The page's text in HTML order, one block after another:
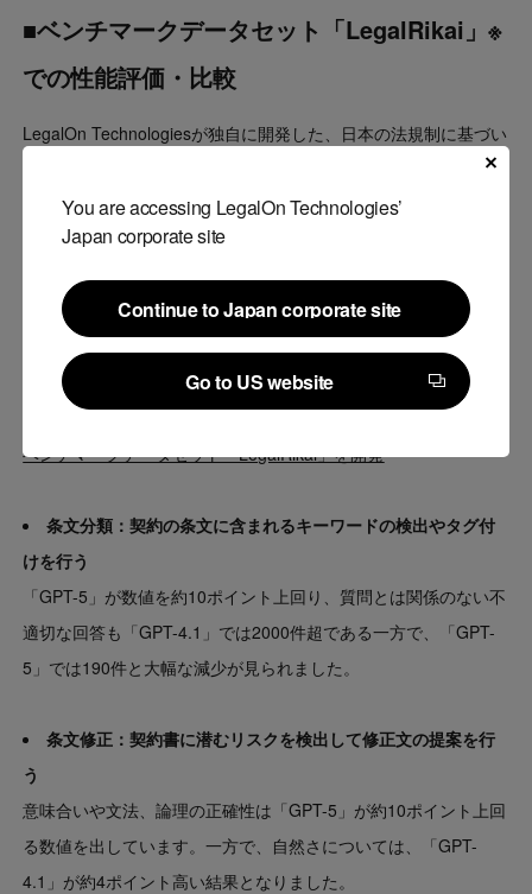
You are accessing LegalOn Technologies’
Japan corporate site
Continue to Japan corporate site
Continue to Japan corporate site
Go to US website
Go to US website
■ベンチマークデータセット「LegalRikai」※
での性能評価・比較
LegalOn Technologiesが独自に開発した、日本の法規制に基づい
て大規模言語モデルの評価ができるベンチマークデータセット
「LegalRikai」を活用し、契約業務における主な3つのタスクに
ついて「GPT-5」と「GPT-4.1」の性能評価・比較を行いまし
た。検証したタスクは、「条文分類」、「条文修正」、「レビュ
ー対象条文特定」の3つです。
※プレスリリース：
日本の法規制に基づいて大規模言語モデル
(LLM)が 法的タスクを適切に解決・処理できるかを 評価できる
ベンチマークデータセット「LegalRikai」を開発
条文分類：契約の条文に含まれるキーワードの検出やタグ付
けを行う
「GPT-5」が数値を約10ポイント上回り、質問とは関係のない不
適切な回答も「GPT-4.1」では2000件超である一方で、「GPT-
5」では190件と大幅な減少が見られました。
条文修正：契約書に潜むリスクを検出して修正文の提案を行
う
意味合いや文法、論理の正確性は「GPT-5」が約10ポイント上回
る数値を出しています。一方で、自然さについては、「GPT-
4.1」が約4ポイント高い結果となりました。